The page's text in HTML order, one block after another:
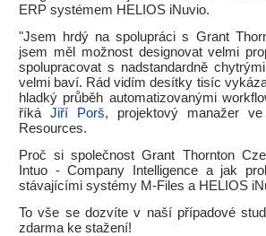
ERP systémem HELIOS iNuvio.
"Jsem hrdý na spolupráci s Grant
jsem měl možnost designovat velmi
spolupracovat s nadstandardně
velmi baví. Rád vidím desítky tisíc
hladký průběh automatizovanými
říká Jiří Porš, projektový manažer ve
Resources.
Proč si společnost Grant Thornton
Intuo - Company Intelligence a jak
stávajícími systémy M-Files a HELIOS
To vše se dozvíte v naší případové
zdarma ke stažení!